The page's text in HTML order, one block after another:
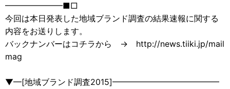
━━━━━━━■□
今回は本日発表した地域ブランド調査の結果速報に関する
内容をお送りします。
バックナンバーはコチラから → http://news.tiiki.jp/mail
mag
▼━[地域ブランド調査2015]━━━━━━━━━━━━━